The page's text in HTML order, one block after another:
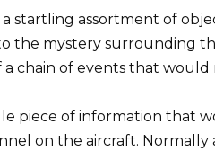
a startling assortment of
the mystery surrounding
chain of events that
piece of information that
on the aircraft.